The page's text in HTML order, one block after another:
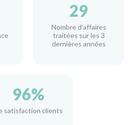
30
Nombre d’affaires
traitées sur les 3
dernières années
97%
satisfaction clients